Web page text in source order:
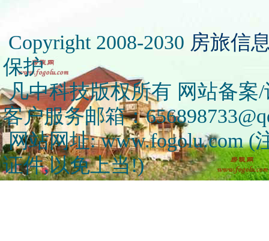
Copyright 2008-2030 房旅信
保护
凡中科技版权所有 网站备案/
客户服务邮箱：
网站网址: www.fogolu.com (
证件,以免上当!)